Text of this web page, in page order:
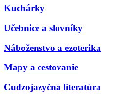
Kuchárky
Učebnice a slovníky
Náboženstvo a ezoterika
Mapy a cestovanie
Cudzojazyčná literatúra